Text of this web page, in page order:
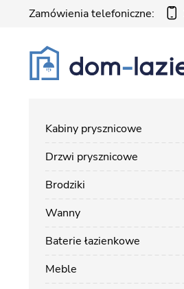
Zamówienia telefoniczne:
Kabiny prysznicowe
Drzwi prysznicowe
Brodziki
Wanny
Baterie łazienkowe
Meble